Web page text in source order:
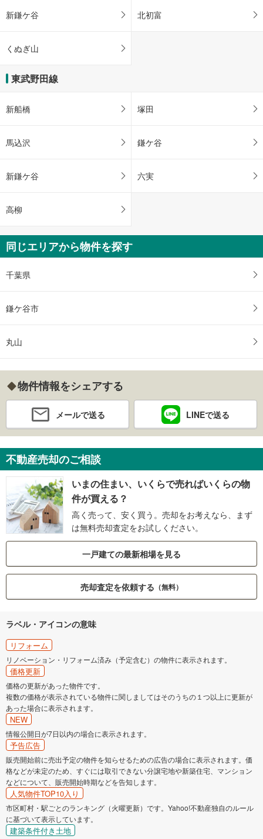
新鎌ケ谷 北初富
くぬぎ山
東武野田線
新船橋 塚田
馬込沢 鎌ケ谷
新鎌ケ谷 六実
高柳
同じエリアから物件を探す
千葉県
鎌ケ谷市
丸山
物件情報をシェアする
メールで送る LINEで送る
不動産売却のご相談
いまの住まい、いくらで売ればいくらの物
件が買える？
高く売って、安く買う。売却をお考えなら、まず
は無料売却査定をお試しください。
一戸建ての最新相場を見る
売却査定を依頼する （無料）
ラベル・アイコンの意味
リフォーム
リノベーション・リフォーム済み（予定含む）の物件に表示されます。
価格更新
価格の更新があった物件です。
複数の価格が表示されている物件に関しましてはそのうちの１つ以上に更新が
あった場合に表示されます。
NEW
情報公開日が7日以内の場合に表示されます。
予告広告
販売開始前に売出予定の物件を知らせるための広告の場合に表示されます。価
格などが未定のため、すぐには取引できない分譲宅地や新築住宅、マンション
などについて、販売開始時期などを告知します。
人気物件TOP10入り
市区町村・駅ごとのランキング（火曜更新）です。Yahoo!不動産独自のルール
に基づいて表示しています。
建築条件付き土地